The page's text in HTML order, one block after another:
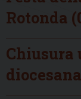
Rotonda
Chiusura